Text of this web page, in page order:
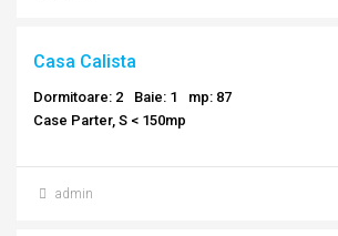
Casa Calista
Dormitoare: 2 Baie: 1
mp: 87
Case Parter, S < 150mp
admin